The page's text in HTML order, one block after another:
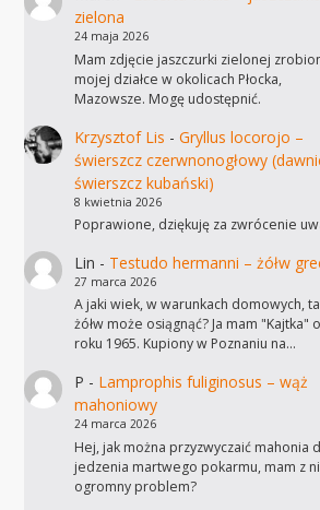
zielona
24 maja 2026
Mam zdjęcie jaszczurki zielonej
mojej działce w okolicach Płocka,
Mazowsze. Mogę udostępnić.
Krzysztof Lis - Gryllus locorojo –
świerszcz czerwnonogłowy
świerszcz kubański)
8 kwietnia 2026
Poprawione, dziękuję za zwrócenie
Lin - Testudo hermanni – żółw
27 marca 2026
A jaki wiek, w warunkach domowych,
żółw może osiągnąć? Ja mam "Kajtka"
roku 1965. Kupiony w Poznaniu na…
P - Lamprophis fuliginosus – wąż
mahoniowy
24 marca 2026
Hej, jak można przyzwyczaić mahonia
jedzenia martwego pokarmu, mam z
ogromny problem?